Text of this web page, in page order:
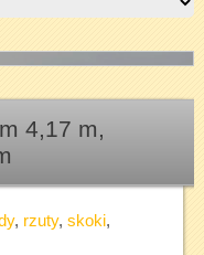
4,17 m,
, rzuty, skoki,